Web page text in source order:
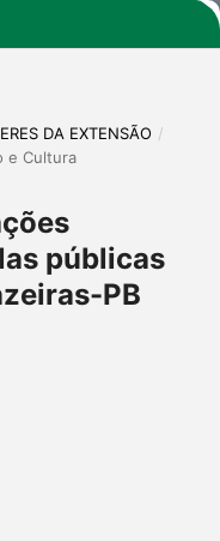
DA EXTENSÃO /
e Cultura
públicas
PB